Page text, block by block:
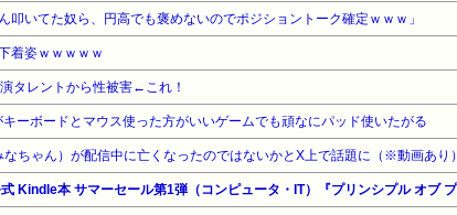
叩いてた奴ら、円高でも褒めないのでポジショントーク確定ｗｗｗ」
着姿ｗｗｗｗｗ
タレントから性被害←これ！
ーボードとマウス使った方がいいゲームでも頑なにパッド使いたがる
ちゃん）が配信中に亡くなったのではないかとX上で話題に（※動画あり）